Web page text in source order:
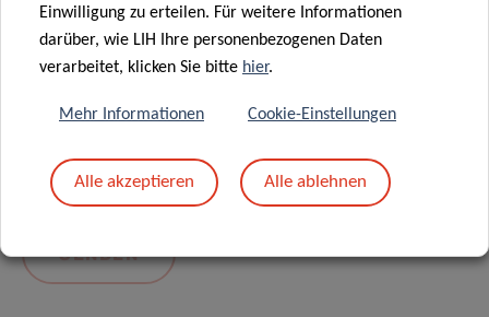
Mit dem Absenden Ihrer Nachricht erklären Sie
Datenschutzrichtlinie.
Einwilligung zu erteilen. Für weitere Informationen
darüber, wie LIH Ihre personenbezogenen Daten
verarbeitet, klicken Sie bitte hier.
Mehr Informationen Cookie-Einstellungen
Alle akzeptieren Alle ablehnen